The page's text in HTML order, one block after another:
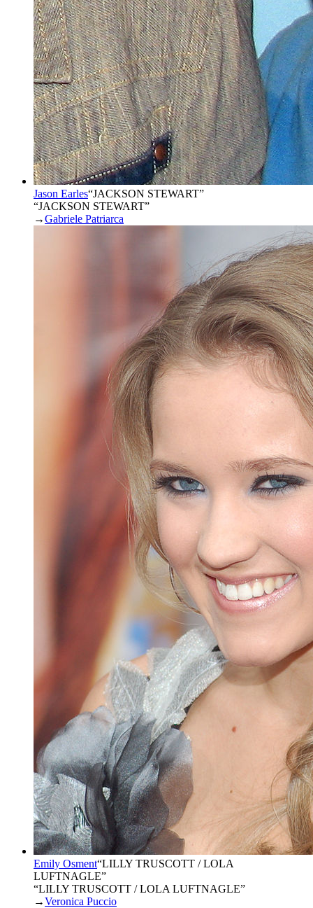
Jason Earles“JACKSON STEWART”
“JACKSON STEWART”
→Gabriele Patriarca
Emily Osment“LILLY TRUSCOTT / LOLA
LUFTNAGLE”
“LILLY TRUSCOTT / LOLA LUFTNAGLE”
→Veronica Puccio